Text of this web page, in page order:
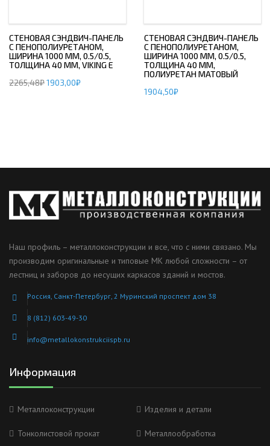
СТЕНОВАЯ СЭНДВИЧ-ПАНЕЛЬ
С ПЕНОПОЛИУРЕТАНОМ,
ШИРИНА 1000 ММ, 0.5/0.5,
ТОЛЩИНА 40 ММ, VIKING E
2265,48₽1903,00₽
СТЕНОВАЯ СЭНДВИЧ-ПАНЕЛЬ
С ПЕНОПОЛИУРЕТАНОМ,
ШИРИНА 1000 ММ, 0.5/0.5,
ТОЛЩИНА 40 ММ,
ПОЛИУРЕТАН МАТОВЫЙ
1904,50₽
Наш профиль – металлоконструкции и все, что с ними связано. Мы
производим оригинальные и типовые МК любой сложности – от
лестниц и заборов до несущих каркасов зданий и мостов.
Россия, Санкт-Петербург, 2 Муринский проспект дом 38
8 (812) 603-49-30
info@metallokonstrukciispb.ru
Информация
Металлоконструкции Изделия и детали
Тонколистовой прокат Металлообработка